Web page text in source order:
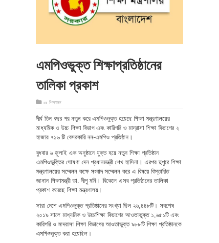
এমপিওভুক্ত শিক্ষাপ্রতিষ্ঠানের
তালিকা প্রকাশ
in শিক্ষাঙ্গন
দীর্ঘ তিন বছর পর নতুন করে এমপিওভুক্ত হয়েছে শিক্ষা মন্ত্রণালয়ের
মাধ্যমিক ও উচ্চ শিক্ষা বিভাগ এবং কারিগরি ও মাদ্রাসা শিক্ষা বিভাগের ২
হাজার ৭১৬ টি বেসরকারি নন-এমপিও প্রতিষ্ঠান।
বুধবার ৬ জুলাই এক অনুষ্ঠানে যুক্ত হয়ে নতুন শিক্ষা প্রতিষ্ঠান
এমপিওভুক্তির ঘোষণা দেন প্রধানমন্ত্রী শেখ হাসিনা। এরপর দুপুরে শিক্ষা
মন্ত্রণালয়ের সম্মেলন কক্ষে সংবাদ সম্মেলন করে এ বিষয়ে বিস্তারিত
জানান শিক্ষামন্ত্রী ডা. দীপু মনি। বিকেলে এসব প্রতিষ্ঠানের তালিকা
প্রকাশ করেছে শিক্ষা মন্ত্রণালয়।
সারা দেশে এমপিওভুক্ত প্রতিষ্ঠানের সংখ্যা ছিল ২৬,৪৪৮টি। সবশেষ
২০১৯ সালে মাধ্যমিক ও উচ্চশিক্ষা বিভাগের আওতাভুক্ত ১,৬৫১টি এবং
কারিগরি ও মাদরাসা শিক্ষা বিভাগের আওতাভুক্ত ৯৮৮টি শিক্ষা প্রতিষ্ঠানকে
এমপিওভুক্ত করা হয়েছিল।